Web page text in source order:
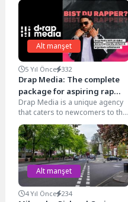
Alt manşet
5 Yıl Önce 332
Drap Media: The complete
package for aspiring rap
musicians
Drap Media is a unique agency
that caters to newcomers to the
rap scene Complete...
Alt manşet
4 Yıl Önce 234